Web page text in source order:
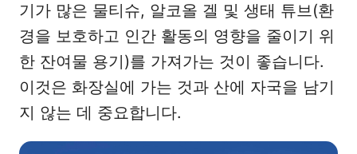
기가 많은 물티슈, 알코올 겔 및 생태 튜브(환
경을 보호하고 인간 활동의 영향을 줄이기 위
한 잔여물 용기)를 가져가는 것이 좋습니다.
이것은 화장실에 가는 것과 산에 자국을 남기
지 않는 데 중요합니다.